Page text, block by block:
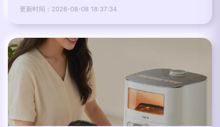
更新时间：2026-08-08 18:37:34